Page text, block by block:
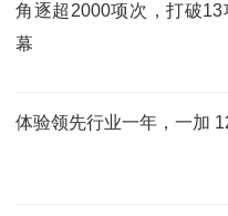
角逐超2000项次，打破
幕
体验领先行业一年，一加